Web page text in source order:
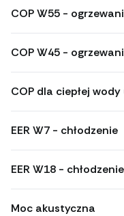
COP W55 -
COP W45 -
COP dla ciepłej
EER W7 - chłodzenie
EER W18 - chłodzenie
Moc akustyczna